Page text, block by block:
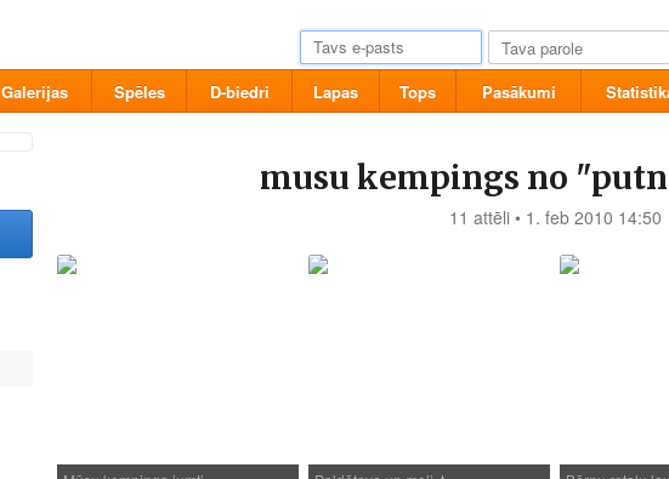
Galerijas Spēles D-biedri Lapas Tops Pasākumi
musu kempings no
11 attēli • 1. feb 2010 14:50